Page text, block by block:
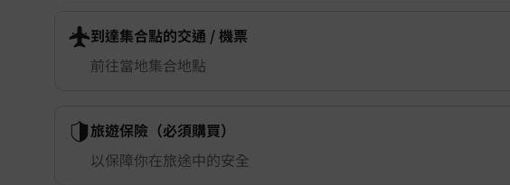
到達集合點的交通 ​/ 機票
前往當地集合地點
旅遊保險（必須購買）
以保障你在旅途中的安全